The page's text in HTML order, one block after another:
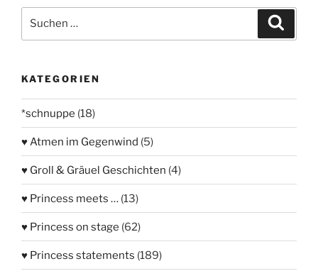
nach:
KATEGORIEN
*schnuppe (18)
♥ Atmen im Gegenwind (5)
♥ Groll & Gräuel Geschichten (4)
♥ Princess meets … (13)
♥ Princess on stage (62)
♥ Princess statements (189)